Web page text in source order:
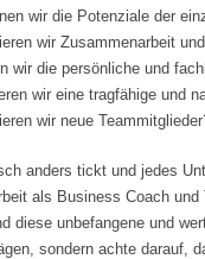
wir die Potenziale der
wir Zusammenarbeit
wir die persönliche und
wir eine tragfähige und
wir neue
anders tickt und jedes
als Business Coach
diese unbefangene und
sondern achte darauf,